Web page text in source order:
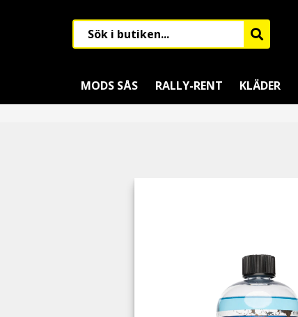
MODS SÅS RALLY-RENT KLÄDER